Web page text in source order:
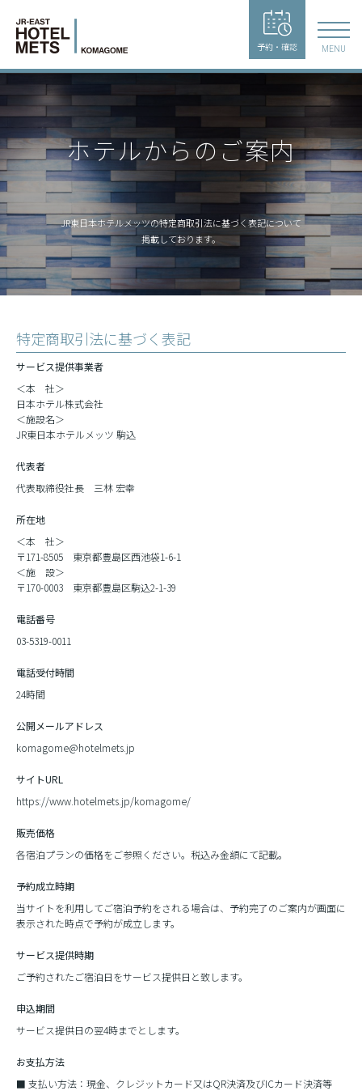
予約・確認 MENU
ホテルからのご案内
JR東日本ホテルメッツの特定商取引法に基づく表記について
掲載しております。
特定商取引法に基づく表記
サービス提供事業者
＜本 社＞
日本ホテル株式会社
＜施設名＞
JR東日本ホテルメッツ 駒込
代表者
代表取締役社長 三林 宏幸
所在地
＜本 社＞
〒171-8505 東京都豊島区西池袋1-6-1
＜施 設＞
〒170-0003 東京都豊島区駒込2-1-39
電話番号
03-5319-0011
電話受付時間
24時間
公開メールアドレス
komagome@hotelmets.jp
サイトURL
https://www.hotelmets.jp/komagome/
販売価格
各宿泊プランの価格をご参照ください。税込み金額にて記載。
予約成立時期
当サイトを利用してご宿泊予約をされる場合は、予約完了のご案内が画面に
表示された時点で予約が成立します。
サービス提供時期
ご予約されたご宿泊日をサービス提供日と致します。
申込期間
サービス提供日の翌4時までとします。
お支払方法
支払い方法：現金、クレジットカード又はQR決済及びICカード決済等